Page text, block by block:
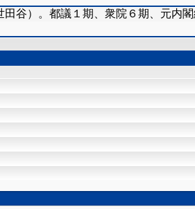
谷）。都議１期、衆院６期、元内